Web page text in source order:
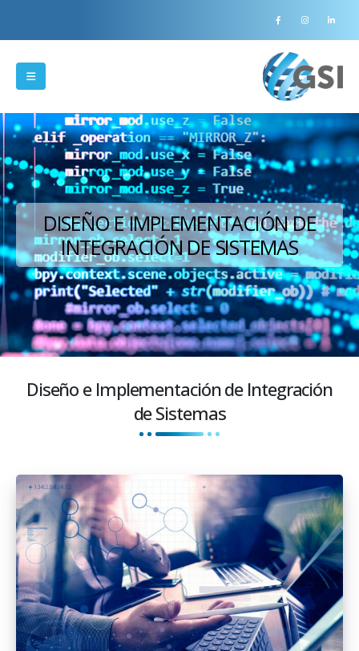
DISEÑO E IMPLEMENTACIÓN DE
INTEGRACIÓN DE SISTEMAS
Diseño e Implementación de Integración
de Sistemas